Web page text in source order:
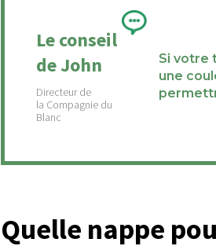
Le conseil
de John
Si votre
une
Quelle nappe